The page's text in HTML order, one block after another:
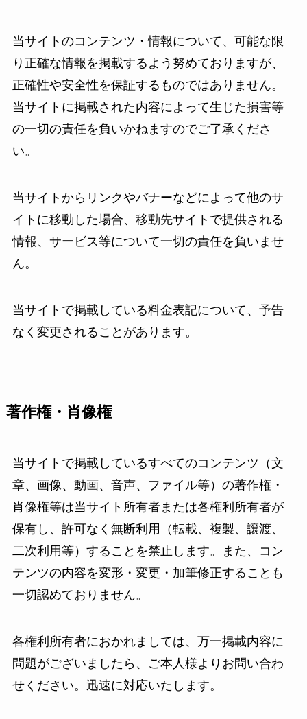
当サイトのコンテンツ・情報について、可能な限
り正確な情報を掲載するよう努めておりますが、
正確性や安全性を保証するものではありません。
当サイトに掲載された内容によって生じた損害等
の一切の責任を負いかねますのでご了承くださ
い。
当サイトからリンクやバナーなどによって他のサ
イトに移動した場合、移動先サイトで提供される
情報、サービス等について一切の責任を負いませ
ん。
当サイトで掲載している料金表記について、予告
なく変更されることがあります。
著作権・肖像権
当サイトで掲載しているすべてのコンテンツ（文
章、画像、動画、音声、ファイル等）の著作権・
肖像権等は当サイト所有者または各権利所有者が
保有し、許可なく無断利用（転載、複製、譲渡、
二次利用等）することを禁止します。また、コン
テンツの内容を変形・変更・加筆修正することも
一切認めておりません。
各権利所有者におかれましては、万一掲載内容に
問題がございましたら、ご本人様よりお問い合わ
せください。迅速に対応いたします。